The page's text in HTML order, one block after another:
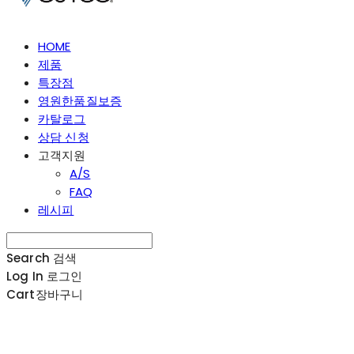
HOME
제품
특장점
영원한품질보증
카탈로그
상담 신청
고객지원
A/S
FAQ
레시피
Search 검색
Log In 로그인
Cart장바구니